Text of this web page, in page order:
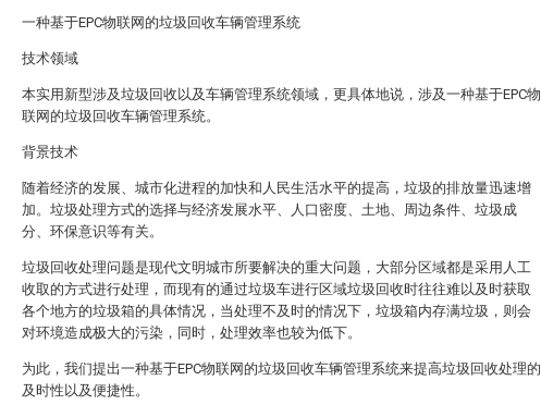
一种基于EPC物联网的垃圾回收车辆管理系统
技术领域
本实用新型涉及垃圾回收以及车辆管理系统领域，更具体地说，涉及一种基于EPC物
联网的垃圾回收车辆管理系统。
背景技术
随着经济的发展、城市化进程的加快和人民生活水平的提高，垃圾的排放量迅速增
加。垃圾处理方式的选择与经济发展水平、人口密度、土地、周边条件、垃圾成
分、环保意识等有关。
垃圾回收处理问题是现代文明城市所要解决的重大问题，大部分区域都是采用人工
收取的方式进行处理，而现有的通过垃圾车进行区域垃圾回收时往往难以及时获取
各个地方的垃圾箱的具体情况，当处理不及时的情况下，垃圾箱内存满垃圾，则会
对环境造成极大的污染，同时，处理效率也较为低下。
为此，我们提出一种基于EPC物联网的垃圾回收车辆管理系统来提高垃圾回收处理的
及时性以及便捷性。